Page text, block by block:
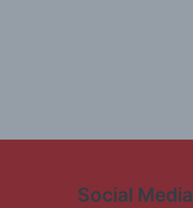
Social Media